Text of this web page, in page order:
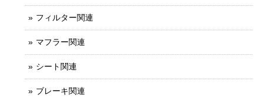
フィルター関連
マフラー関連
シート関連
ブレーキ関連